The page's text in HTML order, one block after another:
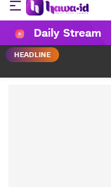
HAWA
Haluan Wanita
Daily Stream
HEADLINE